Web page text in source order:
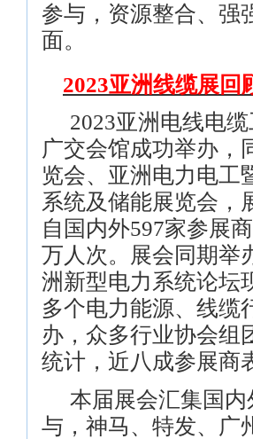
参与，资源整合、强
面。
2023亚洲线缆展回
2023亚洲电线电
广交会馆成功举办，
览会、亚洲电力电工
系统及储能展览会，
自国内外597家参展
万人次。展会同期举
洲新型电力系统论坛
多个电力能源、线缆
办，众多行业协会组
统计，近八成参展商
本届展会汇集国
与，神马、特发、广